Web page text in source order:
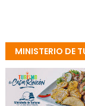
MINISTERIO DE